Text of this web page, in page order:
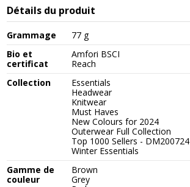
Détails du produit
Grammage
77 g
Bio et
certificat
Amfori BSCI
Reach
Collection
Essentials
Headwear
Knitwear
Must Haves
New Colours for 2024
Outerwear Full Collection
Top 1000 Sellers - DM200724
Winter Essentials
Gamme de
couleur
Brown
Grey